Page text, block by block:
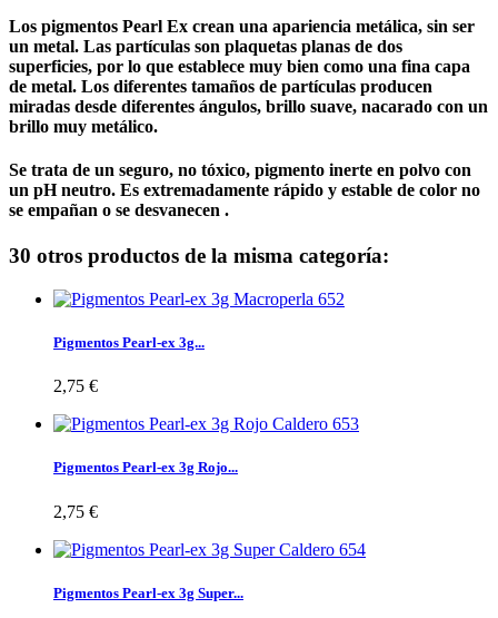
Los pigmentos Pearl Ex crean una apariencia metálica, sin ser
un metal. Las partículas son plaquetas planas de dos
superficies, por lo que establece muy bien como una fina capa
de metal. Los diferentes tamaños de partículas producen
miradas desde diferentes ángulos, brillo suave, nacarado con un
brillo muy metálico.
Se trata de un seguro, no tóxico, pigmento inerte en polvo con
un pH neutro. Es extremadamente rápido y estable de color no
se empañan o se desvanecen .
30 otros productos de la misma categoría:
Pigmentos Pearl-ex 3g...
2,75 €
Pigmentos Pearl-ex 3g Rojo...
2,75 €
Pigmentos Pearl-ex 3g Super...